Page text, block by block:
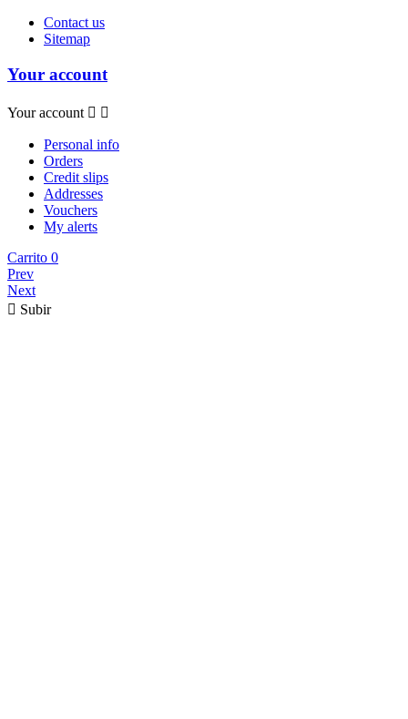
Contact us
Sitemap
Your account
Your account  
Personal info
Orders
Credit slips
Addresses
Vouchers
My alerts
Carrito 0
Prev
Next
 Subir